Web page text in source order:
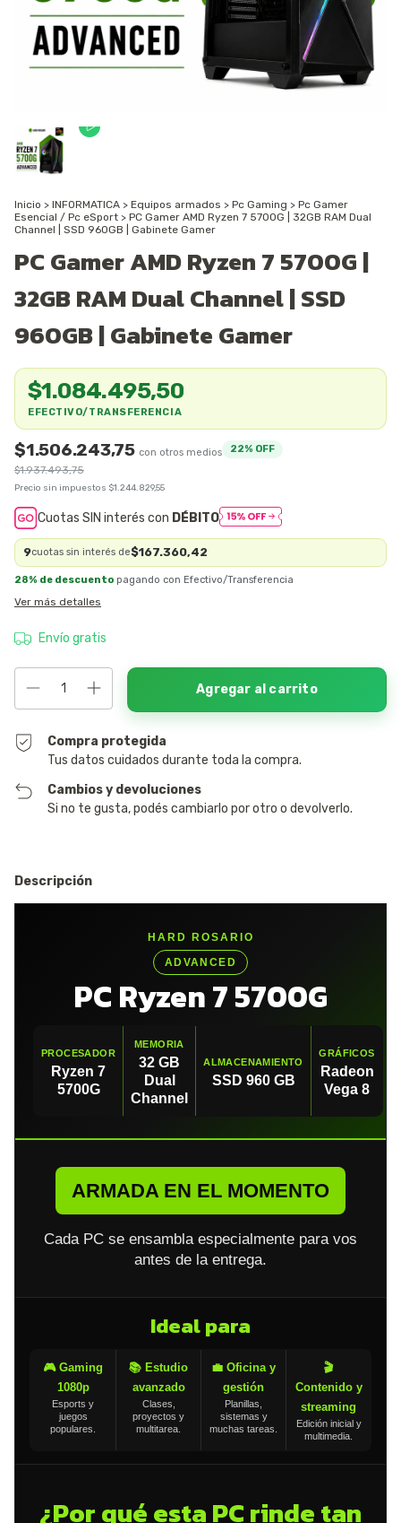
Inicio > INFORMATICA > Equipos armados > Pc Gaming > Pc Gamer
Esencial / Pc eSport > PC Gamer AMD Ryzen 7 5700G | 32GB RAM Dual
Channel | SSD 960GB | Gabinete Gamer
PC Gamer AMD Ryzen 7 5700G |
32GB RAM Dual Channel | SSD
960GB | Gabinete Gamer
$1.937.493,75
$1.506.243,75 22% OFF
Precio sin impuestos $1.244.829,55
$1.084.495,50
EFECTIVO/TRANSFERENCIA
Cuotas SIN interés con DÉBITO
9cuotas sin interés de$167.360,42
28% de descuento pagando con Efectivo/Transferencia
Ver más detalles
Envío gratis
Compra protegida
Tus datos cuidados durante toda la compra.
Cambios y devoluciones
Si no te gusta, podés cambiarlo por otro o devolverlo.
Descripción
HARD ROSARIO
ADVANCED
PC Ryzen 7 5700G
PROCESADOR
Ryzen 7
5700G
MEMORIA
32 GB
Dual
Channel
ALMACENAMIENTO
SSD 960 GB
GRÁFICOS
Radeon
Vega 8
ARMADA EN EL MOMENTO
Cada PC se ensambla especialmente para vos
antes de la entrega.
Ideal para
🎮 Gaming
1080p
Esports y
juegos
populares.
📚 Estudio
avanzado
Clases,
proyectos y
multitarea.
💼 Oficina y
gestión
Planillas,
sistemas y
muchas tareas.
🎬
Contenido y
streaming
Edición inicial y
multimedia.
¿Por qué esta PC rinde tan